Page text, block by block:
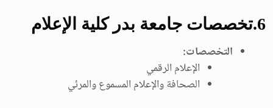
6. تخصصات جامعة بدر كلية الإعلام
التخصصات:
الإعلام الرقمي
الصحافة والإعلام المسموع والمرئي